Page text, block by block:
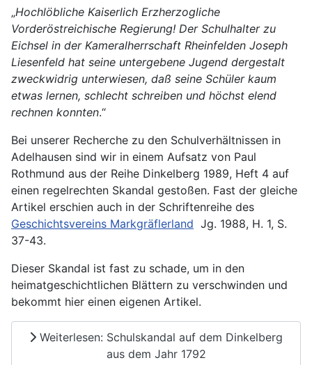
„Hochlöbliche Kaiserlich Erzherzogliche
Vorderöstreichische Regierung! Der Schulhalter zu
Eichsel in der Kameralherrschaft Rheinfelden Joseph
Liesenfeld hat seine untergebene Jugend dergestalt
zweckwidrig unterwiesen, daß seine Schüler kaum
etwas lernen, schlecht schreiben und höchst elend
rechnen konnten.“
Bei unserer Recherche zu den Schulverhältnissen in
Adelhausen sind wir in einem Aufsatz von Paul
Rothmund aus der Reihe Dinkelberg 1989, Heft 4 auf
einen regelrechten Skandal gestoßen. Fast der gleiche
Artikel erschien auch in der Schriftenreihe des
Geschichtsvereins Markgräflerland Jg. 1988, H. 1, S.
37-43.
Dieser Skandal ist fast zu schade, um in den
heimatgeschichtlichen Blättern zu verschwinden und
bekommt hier einen eigenen Artikel.
Weiterlesen: Schulskandal auf dem Dinkelberg
aus dem Jahr 1792